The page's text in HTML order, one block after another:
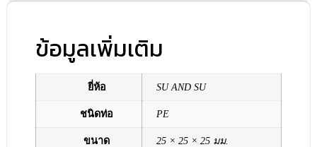
ข้อมูลเพิ่มเติม
ยี่ห้อ SU AND SU
ชนิดท่อ PE
ขนาด 25 × 25 × 25 มม.